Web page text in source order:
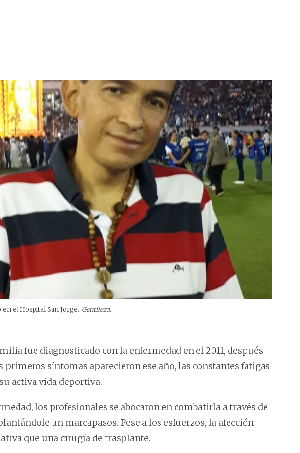
el Hospital San Jorge. Gentileza.
fue diagnosticado con la enfermedad en el 2011, después
primeros síntomas aparecieron ese año, las constantes fatigas
activa vida deportiva.
los profesionales se abocaron en combatirla a través de
un marcapasos. Pese a los esfuerzos, la afección
que una cirugía de trasplante.